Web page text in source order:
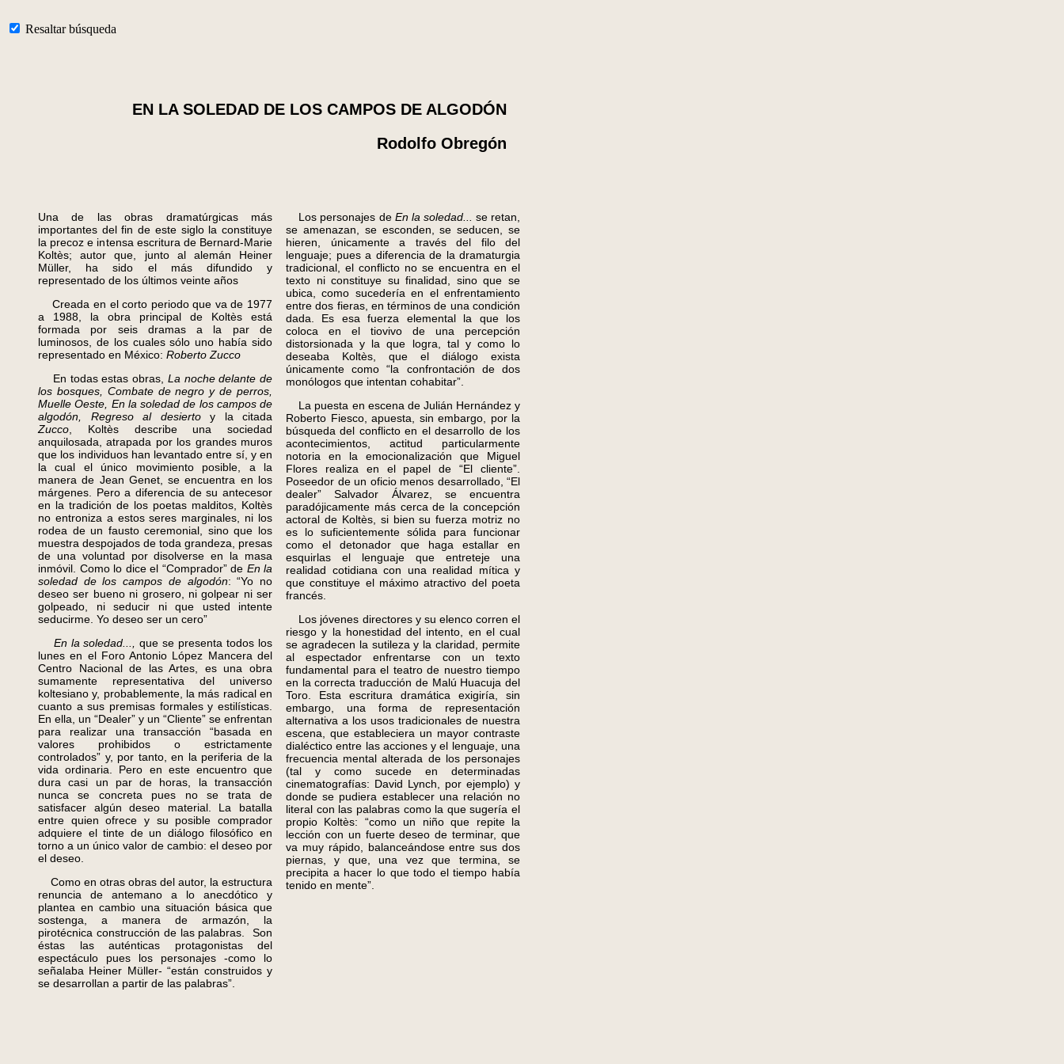
Resaltar búsqueda
EN LA SOLEDAD DE LOS CAMPOS DE ALGODÓN
Rodolfo Obregón
Una de las obras dramatúrgicas más
importantes del fin de este siglo la constituye
la precoz e intensa escritura de Bernard-Marie
Koltès; autor que, junto al alemán Heiner
Müller, ha sido el más difundido y
representado de los últimos veinte años
Creada en el corto periodo que va de 1977
a 1988, la obra principal de Koltès está
formada por seis dramas a la par de
luminosos, de los cuales sólo uno había sido
representado en México: Roberto Zucco
En todas estas obras, La noche delante de
los bosques, Combate de negro y de perros,
Muelle Oeste, En la soledad de los campos de
algodón, Regreso al desierto y la citada
Zucco , Koltès describe una sociedad
anquilosada, atrapada por los grandes muros
que los individuos han levantado entre sí, y en
la cual el único movimiento posible, a la
manera de Jean Genet, se encuentra en los
márgenes. Pero a diferencia de su antecesor
en la tradición de los poetas malditos, Koltès
no entroniza a estos seres marginales, ni los
rodea de un fausto ceremonial, sino que los
muestra despojados de toda grandeza, presas
de una voluntad por disolverse en la masa
inmóvil. Como lo dice el “Comprador” de En la
soledad de los campos de algodón: “Yo no
deseo ser bueno ni grosero, ni golpear ni ser
golpeado, ni seducir ni que usted intente
seducirme. Yo deseo ser un cero”
En la soledad...,que se presenta todos los
lunes en el Foro Antonio López Mancera del
Centro Nacional de las Artes, es una obra
sumamente representativa del universo
koltesiano y, probablemente, la más radical en
cuanto a sus premisas formales y estilísticas.
En ella, un “Dealer” y un “Cliente” se enfrentan
para realizar una transacción “basada en
valores prohibidos o estrictamente
controlados” y, por tanto, en la periferia de la
vida ordinaria. Pero en este encuentro que
dura casi un par de horas, la transacción
nunca se concreta pues no se trata de
satisfacer algún deseo material. La batalla
entre quien ofrece y su posible comprador
adquiere el tinte de un diálogo filosófico en
torno a un único valor de cambio: el deseo por
el deseo.
Como en otras obras del autor, la estructura
renuncia de antemano a lo anecdótico y
plantea en cambio una situación básica que
sostenga, a manera de armazón, la
pirotécnica construcción de las palabras. Son
éstas las auténticas protagonistas del
espectáculo pues los personajes -como lo
señalaba Heiner Müller- “están construidos y
se desarrollan a partir de las palabras”.
Los personajes de En la soledad... se retan,
se amenazan, se esconden, se seducen, se
hieren, únicamente a través del filo del
lenguaje; pues a diferencia de la dramaturgia
tradicional, el conflicto no se encuentra en el
texto ni constituye su finalidad, sino que se
ubica, como sucedería en el enfrentamiento
entre dos fieras, en términos de una condición
dada. Es esa fuerza elemental la que los
coloca en el tiovivo de una percepción
distorsionada y la que logra, tal y como lo
deseaba Koltès, que el diálogo exista
únicamente como “la confrontación de dos
monólogos que intentan cohabitar”.
La puesta en escena de Julián Hernández y
Roberto Fiesco, apuesta, sin embargo, por la
búsqueda del conflicto en el desarrollo de los
acontecimientos, actitud particularmente
notoria en la emocionalización que Miguel
Flores realiza en el papel de “El cliente”.
Poseedor de un oficio menos desarrollado, “El
dealer” Salvador Álvarez, se encuentra
paradójicamente más cerca de la concepción
actoral de Koltès, si bien su fuerza motriz no
es lo suficientemente sólida para funcionar
como el detonador que haga estallar en
esquirlas el lenguaje que entreteje una
realidad cotidiana con una realidad mítica y
que constituye el máximo atractivo del poeta
francés.
Los jóvenes directores y su elenco corren el
riesgo y la honestidad del intento, en el cual
se agradecen la sutileza y la claridad, permite
al espectador enfrentarse con un texto
fundamental para el teatro de nuestro tiempo
en la correcta traducción de Malú Huacuja del
Toro. Esta escritura dramática exigiría, sin
embargo, una forma de representación
alternativa a los usos tradicionales de nuestra
escena, que estableciera un mayor contraste
dialéctico entre las acciones y el lenguaje, una
frecuencia mental alterada de los personajes
(tal y como sucede en determinadas
cinematografías: David Lynch, por ejemplo) y
donde se pudiera establecer una relación no
literal con las palabras como la que sugería el
propio Koltès: “como un niño que repite la
lección con un fuerte deseo de terminar, que
va muy rápido, balanceándose entre sus dos
piernas, y que, una vez que termina, se
precipita a hacer lo que todo el tiempo había
tenido en mente”.